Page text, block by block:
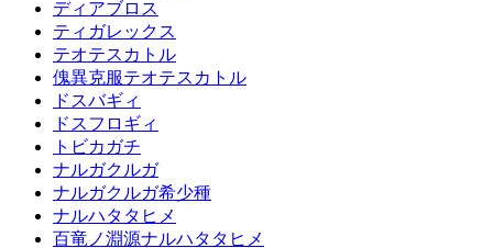
ディアブロス
ティガレックス
テオテスカトル
傀異克服テオテスカトル
ドスバギィ
ドスフロギィ
トビカガチ
ナルガクルガ
ナルガクルガ希少種
ナルハタタヒメ
百竜ノ淵源ナルハタタヒメ